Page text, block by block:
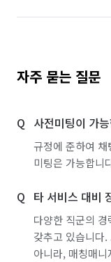
자주 묻는 질문
사전미팅이 가
규정에 준하여
미팅은 가능합니
타 서비스 대비
다양한 직군의
갖추고 있습니다
아니라, 매칭매